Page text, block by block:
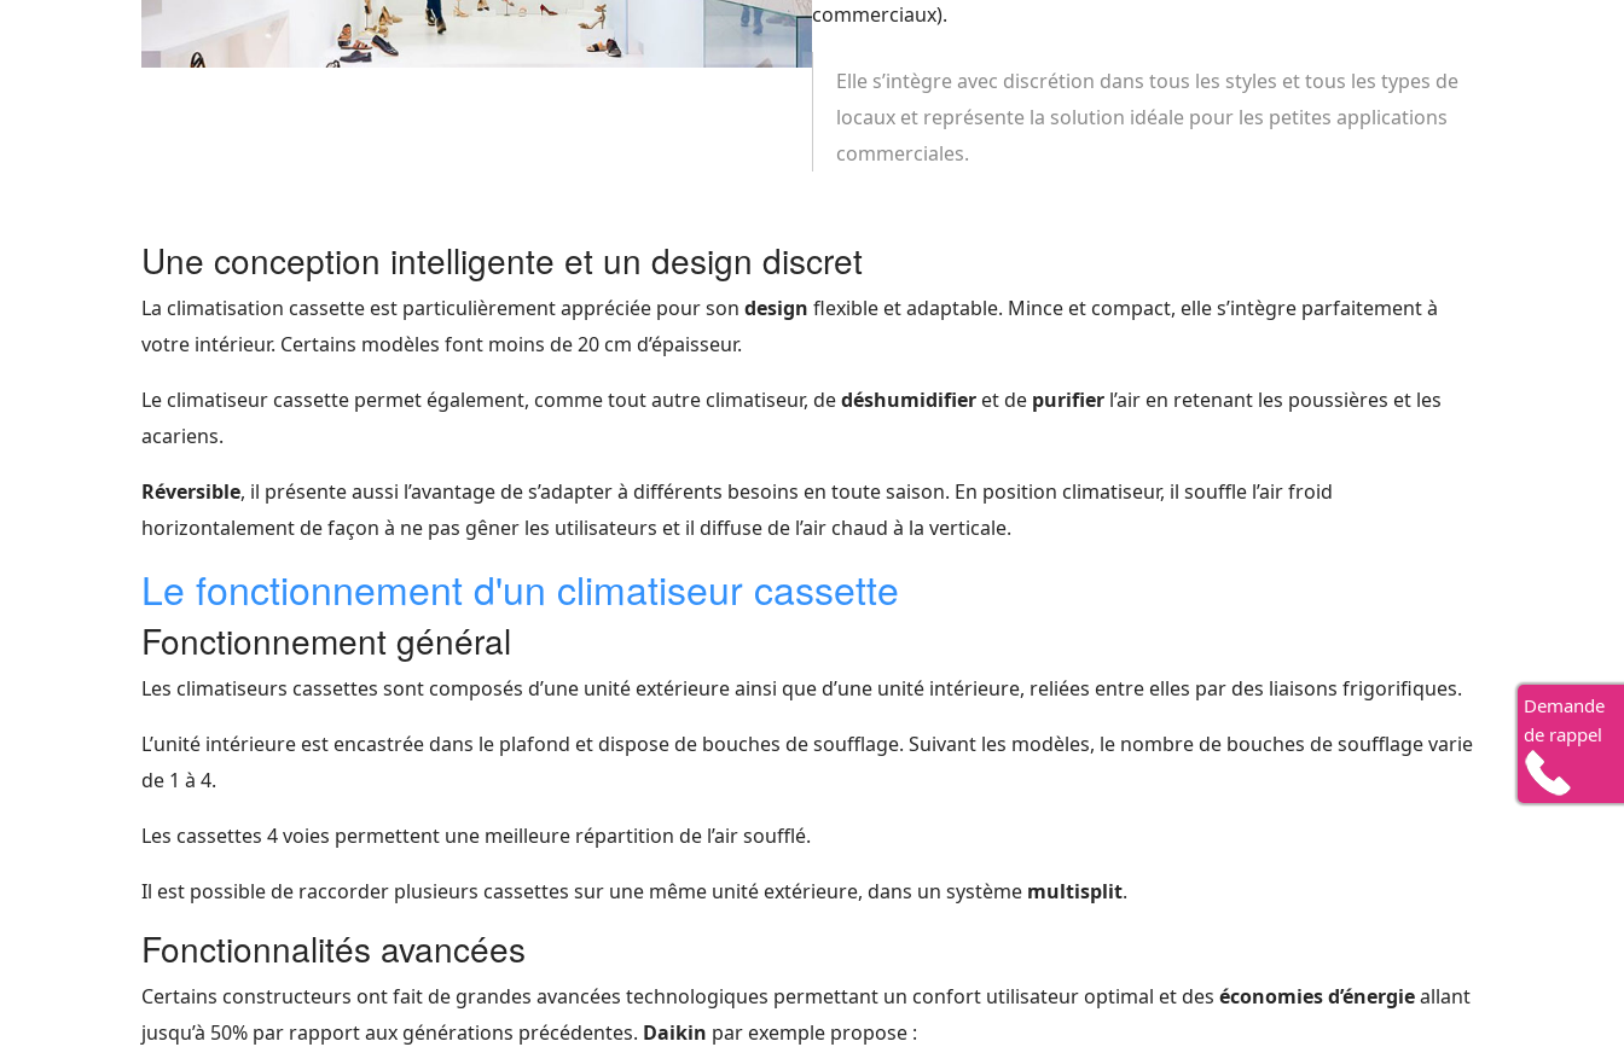
commerciaux).
Elle s’intègre avec discrétion dans tous les styles et tous les types de
locaux et représente la solution idéale pour les petites applications
commerciales.
Une conception intelligente et un design discret
La climatisation cassette est particulièrement appréciée pour son design flexible et adaptable. Mince et compact, elle s’intègre parfaitement à
votre intérieur. Certains modèles font moins de 20 cm d’épaisseur.
Le climatiseur cassette permet également, comme tout autre climatiseur, dedéshumidifier et de purifier l’air en retenant les poussières et les
acariens.
Réversible, il présente aussi l’avantage de s’adapter à différents besoins en toute saison. En position climatiseur, il souffle l’air froid
horizontalement de façon à ne pas gêner les utilisateurs et il diffuse de l’air chaud à la verticale.
Le fonctionnement d'un climatiseur cassette
Fonctionnement général
Les climatiseurs cassettes sont composés d’une unité extérieure ainsi que d’une unité intérieure, reliées entre elles par des liaisons frigorifiques.
L’unité intérieure est encastrée dans le plafond et dispose de bouches de soufflage. Suivant les modèles, le nombre de bouches de soufflage varie
de 1 à 4.
Les cassettes 4 voies permettent une meilleure répartition de l’air soufflé.
Il est possible de raccorder plusieurs cassettes sur une même unité extérieure, dans un système multisplit.
Fonctionnalités avancées
Certains constructeurs ont fait de grandes avancées technologiques permettant un confort utilisateur optimal et des économies d’énergieallant
jusqu’à 50% par rapport aux générations précédentes. Daikin par exemple propose :
Demande
de rappel